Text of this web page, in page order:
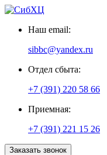
Наш email:
sibbc@yandex.ru
Отдел сбыта:
+7 (391) 220 58 66
Приемная:
+7 (391) 221 15 26
Заказать звонок